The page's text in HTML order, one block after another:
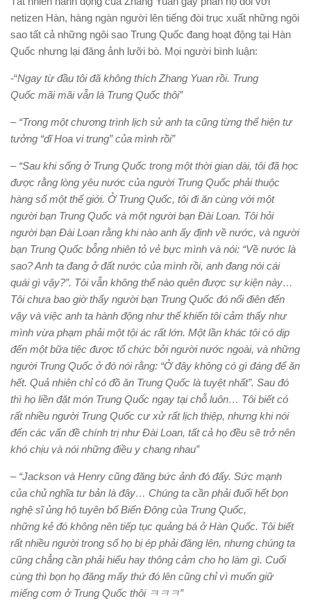
netizen Hàn, hàng ngàn người lên tiếng đòi trục xuất những ngôi
sao tất cả những ngôi sao Trung Quốc đang hoạt động tại Hàn
Quốc nhưng lại đăng ảnh lưỡi bò. Mọi người bình luận:
-“Ngay từ đầu tôi đã không thích Zhang Yuan rồi. Trung
Quốc mãi mãi vẫn là Trung Quốc thôi”
– “Trong một chương trình lịch sử anh ta cũng từng thể hiện tư
tưởng “dĩ Hoa vi trung” của mình rồi”
– “Sau khi sống ở Trung Quốc trong một thời gian dài, tôi đã học
được rằng lòng yêu nước của người Trung Quốc phải thuộc
hàng số một thế giới. Ở Trung Quốc, tôi đi ăn cùng với một
người bạn Trung Quốc và một người bạn Đài Loan. Tôi hỏi
người bạn Đài Loan rằng khi nào anh ấy định về nước, và người
bạn Trung Quốc bỗng nhiên tỏ vẻ bực mình và nói: “Về nước là
sao? Anh ta đang ở đất nước của mình rồi, anh đang nói cái
quái gì vậy?”. Tôi vẫn không thể nào quên được sự kiện này…
Tôi chưa bao giờ thấy người bạn Trung Quốc đó nổi điên đến
vậy và việc anh ta hành động như thế khiến tôi cảm thấy như
mình vừa phạm phải một tội ác rất lớn. Một lần khác tôi có dịp
đến một bữa tiệc được tổ chức bởi người nước ngoài, và những
người Trung Quốc ở đó nói rằng: “Ở đây không có gì đáng để ăn
hết. Quả nhiên chỉ có đồ ăn Trung Quốc là tuyệt nhất”. Sau đó
thì họ liền đặt món Trung Quốc ngay tại chỗ luôn… Tôi biết có
rất nhiều người Trung Quốc cư xử rất lịch thiệp, nhưng khi nói
đến các vấn đề chính trị như Đài Loan, tất cả họ đều sẽ trở nên
khó chịu và nói những điều y chang nhau”
– “Jackson và Henry cũng đăng bức ảnh đó đấy. Sức mạnh
của chủ nghĩa tư bản là đây… Chúng ta cần phải đuổi hết bọn
nghệ sĩ ủng hộ tuyên bố Biển Đông của Trung Quốc,
những kẻ đó không nên tiếp tục quảng bá ở Hàn Quốc. Tôi biết
rất nhiều người trong số họ bị ép phải đăng lên, nhưng chúng ta
cũng chẳng cần phải hiểu hay thông cảm cho họ làm gì. Cuối
cùng thì bọn họ đăng mấy thứ đó lên cũng chỉ vì muốn giữ
miếng cơm ở Trung Quốc thôi ㅋㅋㅋ”